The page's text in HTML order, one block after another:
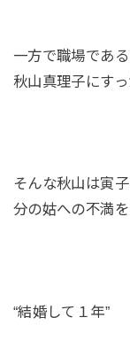
一方で職場であ
秋山真理子にす
そんな秋山は寅
分の姑への不満を
“結婚して１年”